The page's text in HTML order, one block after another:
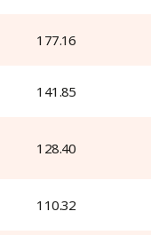
177.16
141.85
128.40
110.32